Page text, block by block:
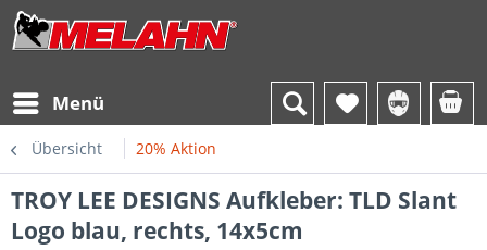
Menü
Übersicht 20% Aktion
TROY LEE DESIGNS Aufkleber: TLD Slant
Logo blau, rechts, 14x5cm